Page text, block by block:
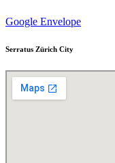
Google Envelope
Serratus Zürich City